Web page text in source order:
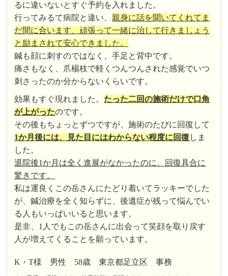
るに違いないとすぐ予約を入れました。
行ってみるて病院と違い、 親身に話を聞いてくれてま
だ間に合います、頑張って一緒に治して行きましょう
と励まされて安心できました。
鍼も顔に刺すのではなく、手足と背中です。
痛さもなく、爪楊枝で軽くつんつんされた感覚でいつ
刺さったのか分からないくらいです。
効果もすぐ現れました。 たった二回の施術だけで口角
が上がったのです。
その後もちょっとずつですが、施術のたびに回復して
1か月後には、見た目にはわからない程度に回復 しま
した。
退院後1か月は全く進展がなかったのに、回復具合に
驚きです。
私は運良くこの岳さんにたどり着いてラッキーでした
が、鍼治療を全く知らずに、後遺症が残って悩んでい
る人もいっぱいいると思います。
是非、1人でもこの岳さんに出会って笑顔を取り戻す
人が増えてくることを願っています。
K・T様 男性 58歳 東京都足立区 事務